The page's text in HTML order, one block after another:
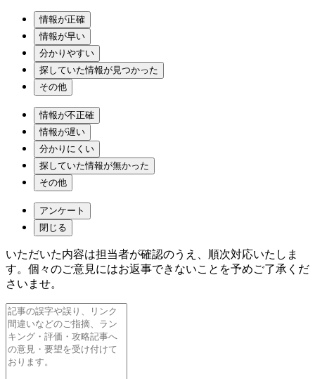
情報が正確
情報が早い
分かりやすい
探していた情報が見つかった
その他
情報が不正確
情報が遅い
分かりにくい
探していた情報が無かった
その他
アンケート
閉じる
いただいた内容は担当者が確認のうえ、順次対応いたしま
す。個々のご意見にはお返事できないことを予めご了承くだ
さいませ。